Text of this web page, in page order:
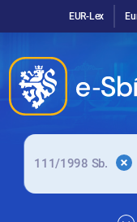
EUR-Lex
111/1998 Sb.